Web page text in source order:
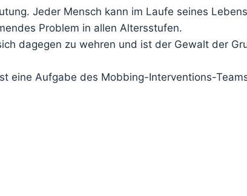
Jeder Mensch kann im Laufe seines
Problem in allen Altersstufen.
dagegen zu wehren und ist der Gewalt der
eine Aufgabe des Mobbing-Interventions-